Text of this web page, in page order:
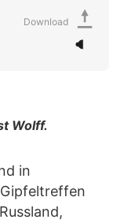
Download
Wolff.
in